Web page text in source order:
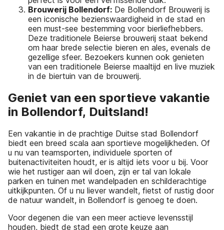
Brouwerij Bollendorf: De Bollendorf Brouwerij is
een iconische bezienswaardigheid in de stad en
een must-see bestemming voor bierliefhebbers.
Deze traditionele Beierse brouwerij staat bekend
om haar brede selectie bieren en ales, evenals de
gezellige sfeer. Bezoekers kunnen ook genieten
van een traditionele Beierse maaltijd en live muziek
in de biertuin van de brouwerij.
Geniet van een sportieve vakantie
in Bollendorf, Duitsland!
Een vakantie in de prachtige Duitse stad Bollendorf
biedt een breed scala aan sportieve mogelijkheden. Of
u nu van teamsporten, individuele sporten of
buitenactiviteiten houdt, er is altijd iets voor u bij. Voor
wie het rustiger aan wil doen, zijn er tal van lokale
parken en tuinen met wandelpaden en schilderachtige
uitkijkpunten. Of u nu liever wandelt, fietst of rustig door
de natuur wandelt, in Bollendorf is genoeg te doen.
Voor degenen die van een meer actieve levensstijl
houden, biedt de stad een grote keuze aan